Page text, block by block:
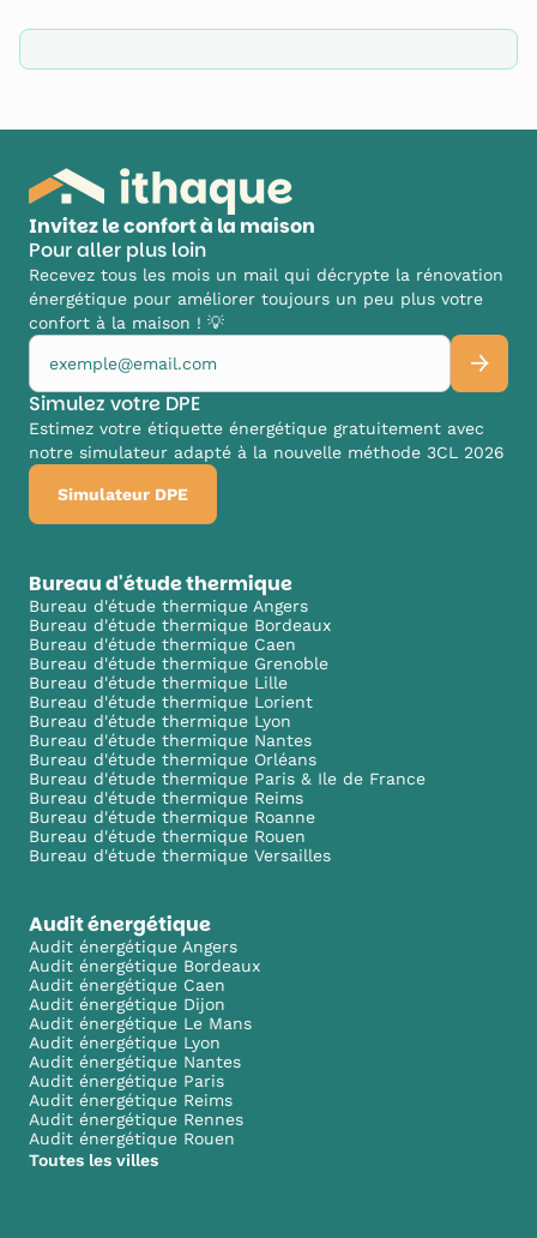
Invitez le confort à la maison
Pour aller plus loin
Recevez tous les mois un mail qui décrypte la rénovation
énergétique pour améliorer toujours un peu plus votre
confort à la maison ! 💡
Simulez votre DPE
Estimez votre étiquette énergétique gratuitement avec
notre simulateur adapté à la nouvelle méthode 3CL 2026
Simulateur DPE
Bureau d'étude thermique
Bureau d'étude thermique Angers
Bureau d'étude thermique Bordeaux
Bureau d'étude thermique Caen
Bureau d'étude thermique Grenoble
Bureau d'étude thermique Lille
Bureau d'étude thermique Lorient
Bureau d'étude thermique Lyon
Bureau d'étude thermique Nantes
Bureau d'étude thermique Orléans
Bureau d'étude thermique Paris & Ile de France
Bureau d'étude thermique Reims
Bureau d'étude thermique Roanne
Bureau d'étude thermique Rouen
Bureau d'étude thermique Versailles
Audit énergétique
Audit énergétique Angers
Audit énergétique Bordeaux
Audit énergétique Caen
Audit énergétique Dijon
Audit énergétique Le Mans
Audit énergétique Lyon
Audit énergétique Nantes
Audit énergétique Paris
Audit énergétique Reims
Audit énergétique Rennes
Audit énergétique Rouen
Toutes les villes